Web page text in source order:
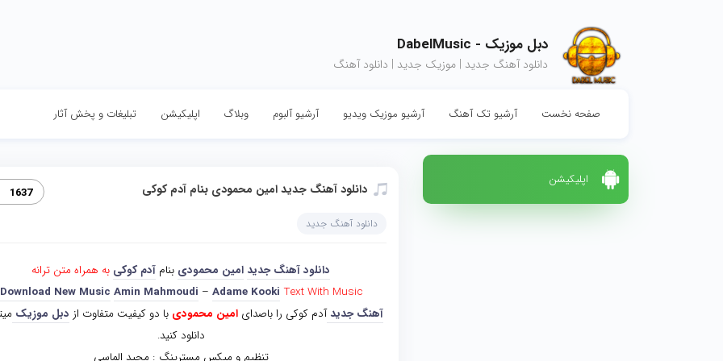
دبل موزیک - DabelMusic
دانلود آهنگ جدید | موزیک جدید | دانلود آهنگ
صفحه نخست آرشیو تک آهنگ آرشیو موزیک ویدیو آرشیو آلبوم وبلاگ اپلیکیشن تبلیغات و پخش آثار
اپلیکیشن
دانلود آهنگ جدید امین محمودی بنام آدم کوکی 1637
دانلود آهنگ جدید
دانلود آهنگ جدید امین محمودی بنام آدم کوکی به همراه متن ترانه
Download New Music Amin Mahmoudi – Adame Kooki Text With Music
آهنگ جدید آدم کوکی را باصدای امین محمودی با دو کیفیت متفاوت از دبل موزیک
دانلود کنید.
تنظیم و میکس مسترینگ : مجید الماسی